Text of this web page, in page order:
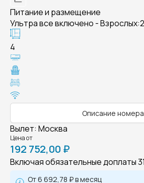
Питание и размещение
Ультра все включено - Взрослых:2
4
Описание номера
Вылет: Москва
Цена от
192 752,00 ₽
Включая обязательные доплаты
От6 692,78 ₽в месяц